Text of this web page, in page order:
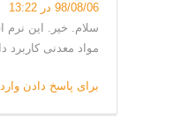
98/08/06 در 13:22
سلام. خیر. این نرم
مواد معدنی کاربرد
برای پاسخ دادن